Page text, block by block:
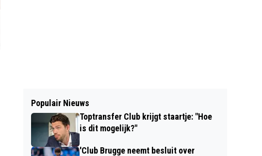
Populair Nieuws
Toptransfer Club krijgt staartje: "Hoe
is dit mogelijk?"
'Club Brugge neemt besluit over